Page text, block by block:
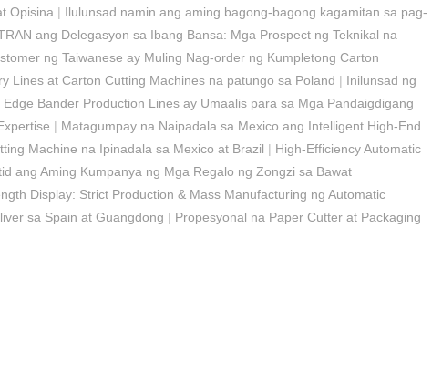
Opisina | Ilulunsad namin ang aming bagong-bagong kagamitan sa pag-
ang Delegasyon sa Ibang Bansa: Mga Prospect ng Teknikal na
ng Taiwanese ay Muling Nag-order ng Kumpletong Carton
Lines at Carton Cutting Machines na patungo sa Poland | Inilunsad ng
Bander Production Lines ay Umaalis para sa Mga Pandaigdigang
| Matagumpay na Naipadala sa Mexico ang Intelligent High-End
Machine na Ipinadala sa Mexico at Brazil | High-Efficiency Automatic
ang Aming Kumpanya ng Mga Regalo ng Zongzi sa Bawat
Display: Strict Production & Mass Manufacturing ng Automatic
sa Spain at Guangdong | Propesyonal na Paper Cutter at Packaging